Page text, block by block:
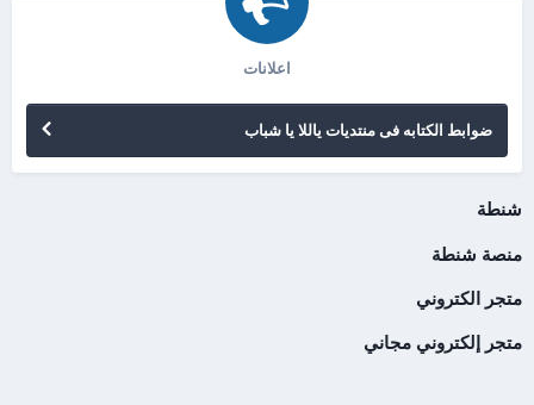
اعلانات
ضوابط الكتابه فى منتديات ياللا يا شباب
شنطة
منصة شنطة
متجر الكتروني
متجر إلكتروني مجاني